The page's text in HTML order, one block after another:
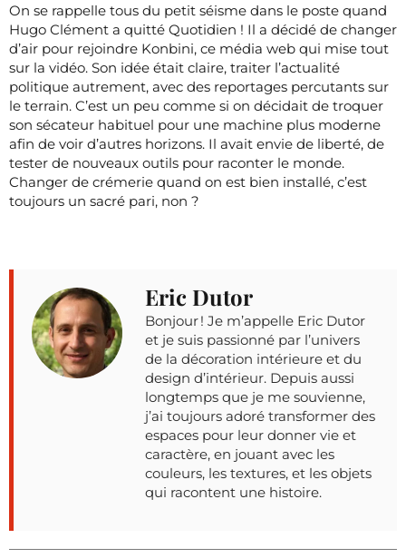
On se rappelle tous du petit séisme dans le poste quand
Hugo Clément a quitté Quotidien ! Il a décidé de changer
d’air pour rejoindre Konbini, ce média web qui mise tout
sur la vidéo. Son idée était claire, traiter l’actualité
politique autrement, avec des reportages percutants sur
le terrain. C’est un peu comme si on décidait de troquer
son sécateur habituel pour une machine plus moderne
afin de voir d’autres horizons. Il avait envie de liberté, de
tester de nouveaux outils pour raconter le monde.
Changer de crémerie quand on est bien installé, c’est
toujours un sacré pari, non ?
Eric Dutor
Bonjour ! Je m’appelle Eric Dutor
et je suis passionné par l’univers
de la décoration intérieure et du
design d’intérieur. Depuis aussi
longtemps que je me souvienne,
j’ai toujours adoré transformer des
espaces pour leur donner vie et
caractère, en jouant avec les
couleurs, les textures, et les objets
qui racontent une histoire.